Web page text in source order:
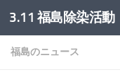
コンテンツへスキッ
3.11 福島除染活動
福島のニュース